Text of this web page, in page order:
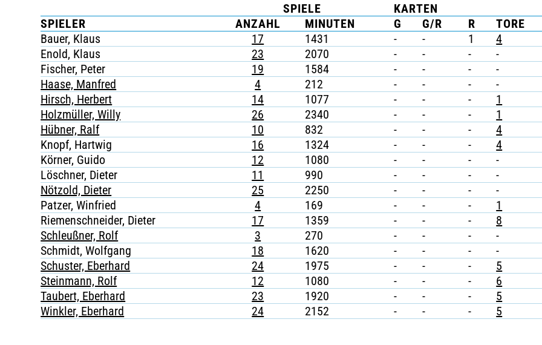
SPIELE
KARTEN
SPIELER
ANZAHL MINUTEN G G/R R
TORE
Bauer, Klaus
17 1431 - - 1
4
Enold, Klaus
23 2070 - - -
-
Fischer, Peter
19 1584 - - -
-
Haase, Manfred
4 212 - - -
-
Hirsch, Herbert
14 1077 - - -
1
Holzmüller, Willy
26 2340 - - -
1
Hübner, Ralf
10 832 - - -
4
Knopf, Hartwig
16 1324 - - -
4
Körner, Guido
12 1080 - - -
-
Löschner, Dieter
11 990 - - -
-
Nötzold, Dieter
25 2250 - - -
-
Patzer, Winfried
4 169 - - -
1
Riemenschneider, Dieter
17 1359 - - -
8
Schleußner, Rolf
3 270 - - -
-
Schmidt, Wolfgang
18 1620 - - -
-
Schuster, Eberhard
24 1975 - - -
5
Steinmann, Rolf
12 1080 - - -
6
Taubert, Eberhard
23 1920 - - -
5
Winkler, Eberhard
24 2152 - - - 5